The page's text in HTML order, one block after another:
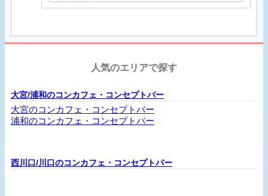
人気のエリアで探す
大宮/浦和のコンカフェ・コンセプトバー
大宮のコンカフェ・コンセプトバー
浦和のコンカフェ・コンセプトバー
西川口/川口のコンカフェ・コンセプトバー